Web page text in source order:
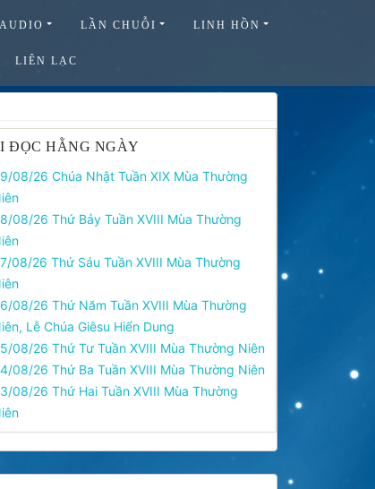
AUDIO LẦN CHUỖI LINH HỒN
LIÊN LẠC
ĐỌC HẰNG NGÀY
08/26 Chúa Nhật Tuần XIX Mùa Thường
08/26 Thứ Bảy Tuần XVIII Mùa Thường
08/26 Thứ Sáu Tuần XVIII Mùa Thường
08/26 Thứ Năm Tuần XVIII Mùa Thường
Lễ Chúa Giêsu Hiển Dung
08/26 Thứ Tư Tuần XVIII Mùa Thường Niên
08/26 Thứ Ba Tuần XVIII Mùa Thường Niên
08/26 Thứ Hai Tuần XVIII Mùa Thường